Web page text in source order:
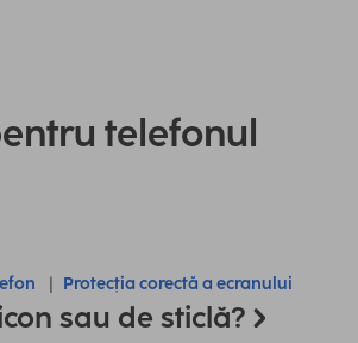
telefonul
Protecția corectă a ecranului
sau de sticlă?